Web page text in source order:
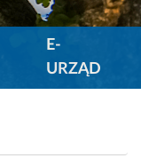
E-
URZĄD